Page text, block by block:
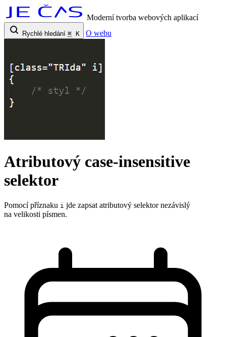
Moderní tvorba webových aplikací
Rychlé hledání ⌘ K O webu
Atributový case-insensitive
selektor
Pomocí příznaku i jde zapsat atributový selektor nezávislý
na velikosti písmen.